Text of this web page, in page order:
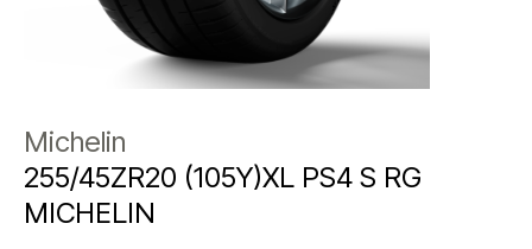
Michelin
255/45ZR20 (105Y)XL PS4 S RG
MICHELIN